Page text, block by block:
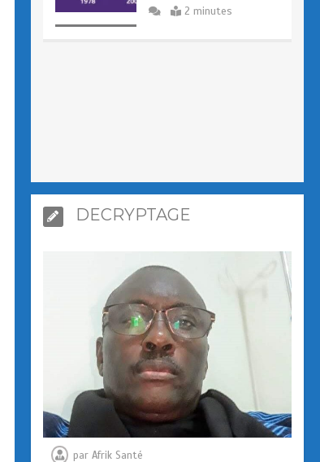
2 minutes
DECRYPTAGE
par Afrik Santé